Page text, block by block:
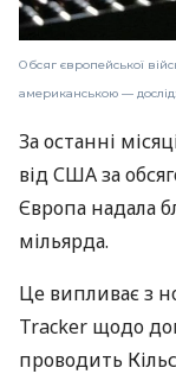
Обсяг європейської
американською —
За останні
від США за
Європа надала
мільярда.
Це випливає з
Tracker щодо
проводить